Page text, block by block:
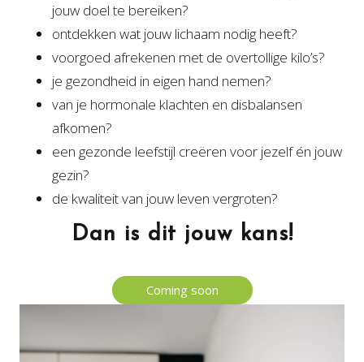
jouw doel te bereiken?
ontdekken wat jouw lichaam nodig heeft?
voorgoed afrekenen met de overtollige kilo’s?
je gezondheid in eigen hand nemen?
van je hormonale klachten en disbalansen
afkomen?
een gezonde leefstijl creëren voor jezelf én jouw
gezin?
de kwaliteit van jouw leven vergroten?
Dan is dit jouw kans!
Coming soon